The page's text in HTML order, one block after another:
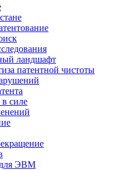
ландшафт
патентной чистоты
силе
ЭВМ